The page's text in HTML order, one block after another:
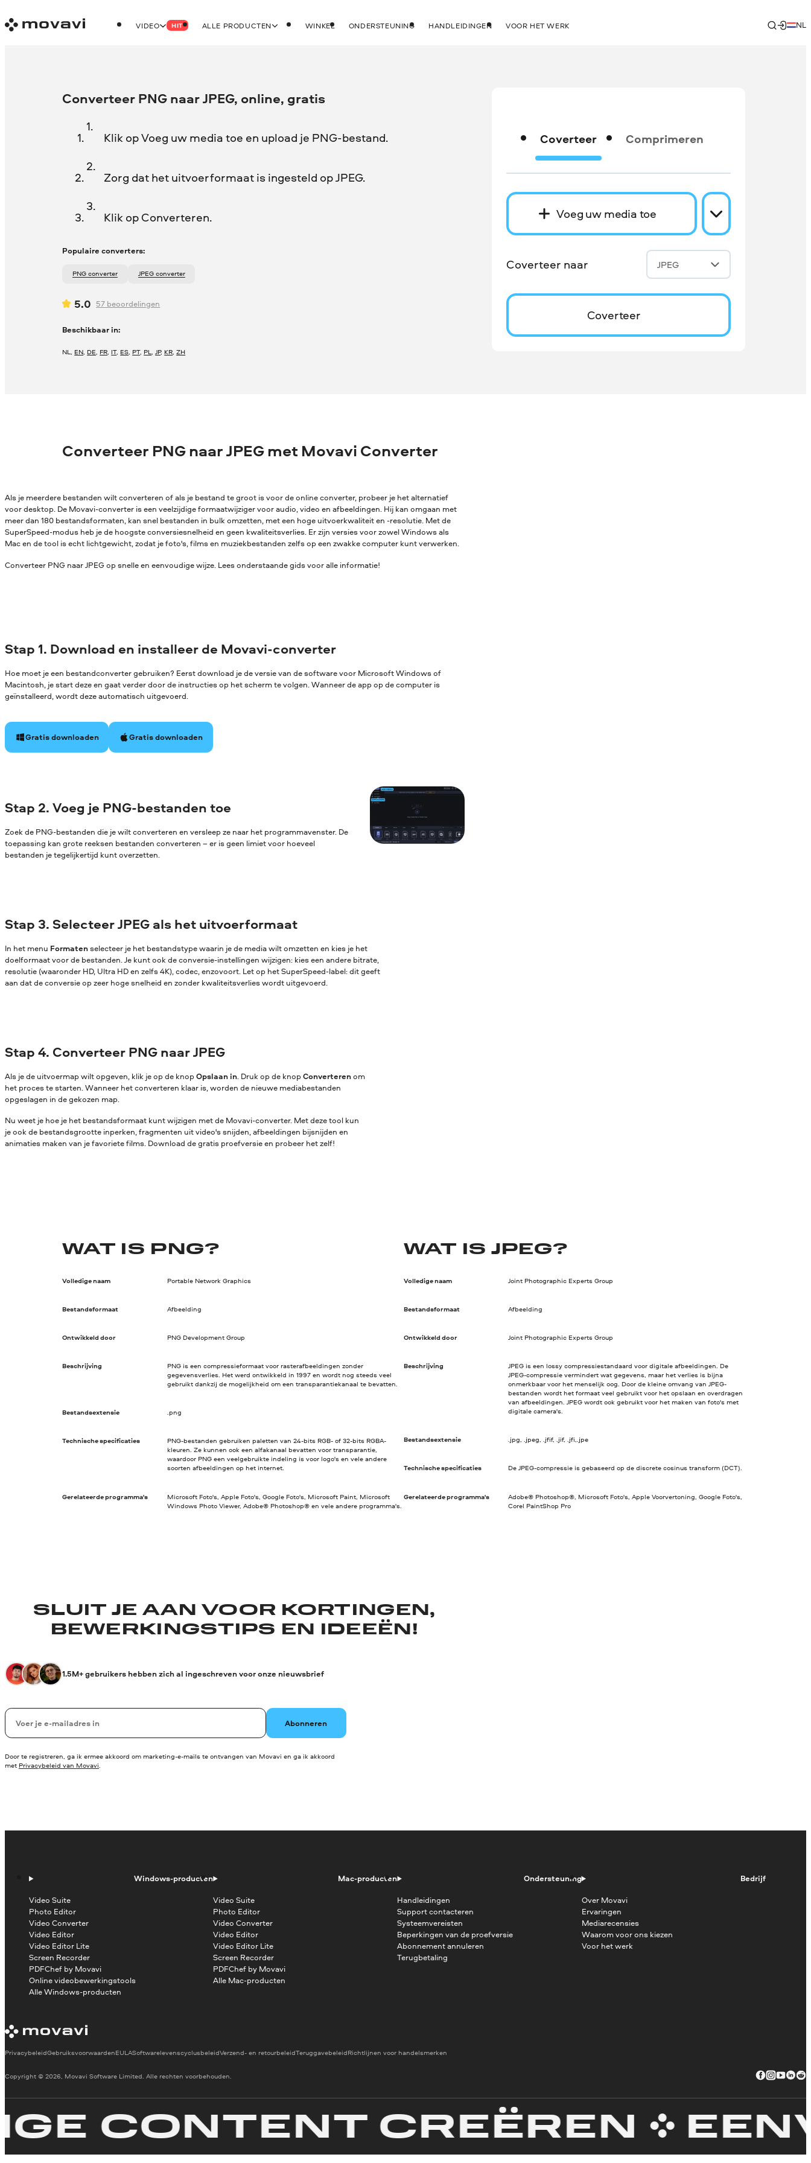
VIDEO HIT ALLE PRODUCTEN WINKEL ONDERSTEUNING HANDLEIDINGEN VOOR HET WERK NL
Converteer PNG naar JPEG, online, gratis
Klik op Voeg uw media toe en upload je PNG-bestand.
Zorg dat het uitvoerformaat is ingesteld op JPEG.
Klik op Converteren.
Populaire converters:
PNG converter JPEG converter
5.0 57 beoordelingen
Beschikbaar in:
NL, EN, DE, FR, IT, ES, PT, PL,JP, KR,ZH
Coverteer Comprimeren
Voeg uw media toe
Coverteer naar JPEG
Coverteer
Converteer PNG naar JPEG met Movavi Converter
Als je meerdere bestanden wilt converteren of als je bestand te groot is voor de online converter, probeer je het alternatief
voor desktop. De Movavi-converter is een veelzijdige formaatwijziger voor audio, video en afbeeldingen. Hij kan omgaan met
meer dan 180 bestandsformaten, kan snel bestanden in bulk omzetten, met een hoge uitvoerkwaliteit en -resolutie. Met de
SuperSpeed-modus heb je de hoogste conversiesnelheid en geen kwaliteitsverlies. Er zijn versies voor zowel Windows als
Mac en de tool is echt lichtgewicht, zodat je foto's, films en muziekbestanden zelfs op een zwakke computer kunt verwerken.
Converteer PNG naar JPEG op snelle en eenvoudige wijze. Lees onderstaande gids voor alle informatie!
Stap 1. Download en installeer de Movavi-converter
Hoe moet je een bestandconverter gebruiken? Eerst download je de versie van de software voor Microsoft Windows of
Macintosh, je start deze en gaat verder door de instructies op het scherm te volgen. Wanneer de app op de computer is
geïnstalleerd, wordt deze automatisch uitgevoerd.
Gratis downloaden Gratis downloaden
Stap 2. Voeg je PNG-bestanden toe
Zoek de PNG-bestanden die je wilt converteren en versleep ze naar het programmavenster. De
toepassing kan grote reeksen bestanden converteren – er is geen limiet voor hoeveel
bestanden je tegelijkertijd kunt overzetten.
Stap 3. Selecteer JPEG als het uitvoerformaat
In het menu Formatenselecteer je het bestandstype waarin je de media wilt omzetten en kies je het
doelformaat voor de bestanden. Je kunt ook de conversie-instellingen wijzigen: kies een andere bitrate,
resolutie (waaronder HD, Ultra HD en zelfs 4K), codec, enzovoort. Let op het SuperSpeed-label: dit geeft
aan dat de conversie op zeer hoge snelheid en zonder kwaliteitsverlies wordt uitgevoerd.
Stap 4. Converteer PNG naar JPEG
Als je de uitvoermap wilt opgeven, klik je op de knopOpslaan in. Druk op de knopConverterenom
het proces te starten. Wanneer het converteren klaar is, worden de nieuwe mediabestanden
opgeslagen in de gekozen map.
Nu weet je hoe je het bestandsformaat kunt wijzigen met de Movavi-converter. Met deze tool kun
je ook de bestandsgrootte inperken, fragmenten uit video's snijden, afbeeldingen bijsnijden en
animaties maken van je favoriete films. Download de gratis proefversie en probeer het zelf!
WAT IS PNG?
Volledige naam Portable Network Graphics
Bestandsformaat Afbeelding
Ontwikkeld door PNG Development Group
Beschrijving
PNG is een compressieformaat voor rasterafbeeldingen zonder
gegevensverlies. Het werd ontwikkeld in 1997 en wordt nog steeds veel
gebruikt dankzij de mogelijkheid om een transparantiekanaal te bevatten.
Bestandsextensie .png
Technische specificaties
PNG-bestanden gebruiken paletten van 24-bits RGB- of 32-bits RGBA-
kleuren. Ze kunnen ook een alfakanaal bevatten voor transparantie,
waardoor PNG een veelgebruikte indeling is voor logo's en vele andere
soorten afbeeldingen op het internet.
Gerelateerde programma's
Microsoft Foto's, Apple Foto's, Google Foto's, Microsoft Paint, Microsoft
Windows Photo Viewer, Adobe® Photoshop® en vele andere programma's.
WAT IS JPEG?
Volledige naam Joint Photographic Experts Group
Bestandsformaat Afbeelding
Ontwikkeld door Joint Photographic Experts Group
Beschrijving
JPEG is een lossy compressiestandaard voor digitale afbeeldingen. De
JPEG-compressie vermindert wat gegevens, maar het verlies is bijna
onmerkbaar voor het menselijk oog. Door de kleine omvang van JPEG-
bestanden wordt het formaat veel gebruikt voor het opslaan en overdragen
van afbeeldingen. JPEG wordt ook gebruikt voor het maken van foto's met
digitale camera's.
Bestandsextensie .jpg, .jpeg, .jfif, .jif, .jfi,.jpe
Technische specificaties De JPEG-compressie is gebaseerd op de discrete cosinus transform (DCT).
Gerelateerde programma's
Adobe® Photoshop®, Microsoft Foto's, Apple Voorvertoning, Google Foto's,
Corel PaintShop Pro
SLUIT JE AAN VOOR KORTINGEN,
BEWERKINGSTIPS EN IDEEËN!
1.5M+ gebruikers hebben zich al ingeschreven voor onze nieuwsbrief
Uw e-mail Abonneren
Door te registreren, ga ik ermee akkoord om marketing-e-mails te ontvangen van Movavi en ga ik akkoord
met Privacybeleid van Movavi
Windows-producten
Video Suite
Photo Editor
Video Converter
Video Editor
Video Editor Lite
Screen Recorder
PDFChef by Movavi
Online videobewerkingstools
Alle Windows-producten
Mac-producten
Video Suite
Photo Editor
Video Converter
Video Editor
Video Editor Lite
Screen Recorder
PDFChef by Movavi
Alle Mac-producten
Ondersteuning
Handleidingen
Support contacteren
Systeemvereisten
Beperkingen van de proefversie
Abonnement annuleren
Terugbetaling
Bedrijf
Over Movavi
Ervaringen
Mediarecensies
Waarom voor ons kiezen
Voor het werk
Copyright © 2026, Movavi Software Limited. Alle rechten voorbehouden.
PrivacybeleidGebruiksvoorwaardenEULASoftwarelevenscyclusbeleidVerzend- en retourbeleidTeruggavebeleidRichtlijnen voor handelsmerken
CONTENT CREËREN